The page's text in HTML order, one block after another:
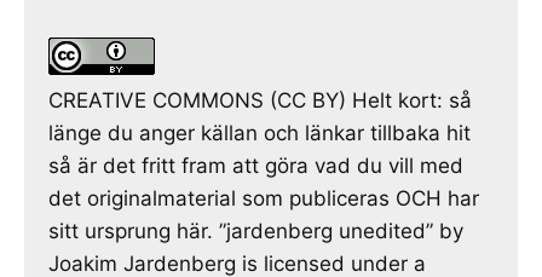
CREATIVE COMMONS (CC BY) Helt kort: så
länge du anger källan och länkar tillbaka hit
så är det fritt fram att göra vad du vill med
det originalmaterial som publiceras OCH har
sitt ursprung här. ”jardenberg unedited” by
Joakim Jardenberg is licensed under a